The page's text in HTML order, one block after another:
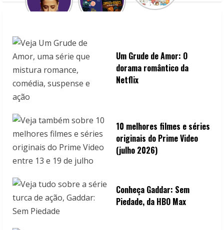
Um Grude de Amor: O
dorama romântico da
Netflix
10 melhores filmes e séries
originais do Prime Video
(julho 2026)
Conheça Gaddar: Sem
Piedade, da HBO Max